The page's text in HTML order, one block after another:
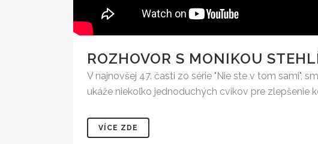
ROZHOVOR S MONIKOU
V najnovšej 47. časti zo série "Nie ste v tom sami",
ukáže niekoľko jednoduchých cvikov pre zlepšenie
VÍCE ZDE